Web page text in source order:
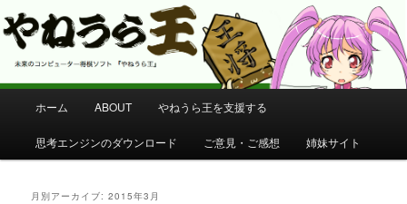
やねうら王 公式サイト
コンピューター将棋 やねうら王 公式サイト
メ
メ
イ
サ
ブ
ホーム ABOUT やねうら王を支援する
思考エンジンのダウンロード ご意見・ご感想 姉妹サイト
月別アーカイブ:2015年3月